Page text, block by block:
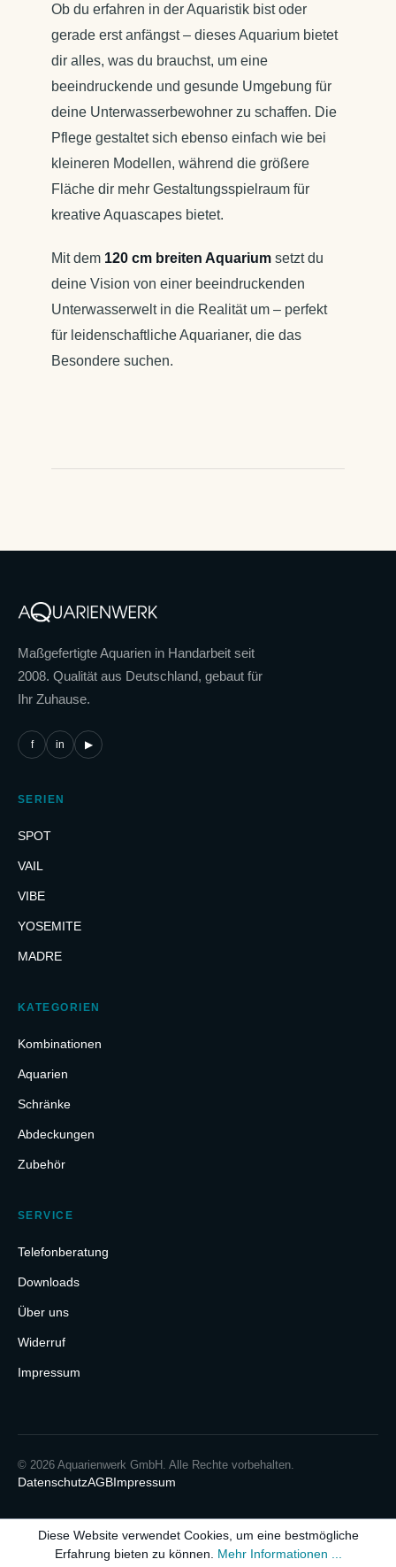
Ob du erfahren in der Aquaristik bist oder
gerade erst anfängst – dieses Aquarium bietet
dir alles, was du brauchst, um eine
beeindruckende und gesunde Umgebung für
deine Unterwasserbewohner zu schaffen. Die
Pflege gestaltet sich ebenso einfach wie bei
kleineren Modellen, während die größere
Fläche dir mehr Gestaltungsspielraum für
kreative Aquascapes bietet.
Mit dem 120 cm breiten Aquarium setzt du
deine Vision von einer beeindruckenden
Unterwasserwelt in die Realität um – perfekt
für leidenschaftliche Aquarianer, die das
Besondere suchen.
Maßgefertigte Aquarien in Handarbeit seit
2008. Qualität aus Deutschland, gebaut für
Ihr Zuhause.
f in ▶
SERIEN
SPOT
VAIL
VIBE
YOSEMITE
MADRE
KATEGORIEN
Kombinationen
Aquarien
Schränke
Abdeckungen
Zubehör
SERVICE
Telefonberatung
Downloads
Über uns
Widerruf
Impressum
© 2026 Aquarienwerk GmbH. Alle Rechte vorbehalten.
DatenschutzAGBImpressum
Diese Website verwendet Cookies, um eine bestmögliche
Erfahrung bieten zu können. Mehr Informationen ...